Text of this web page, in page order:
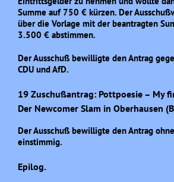
Summe auf 750 € kürzen. Der
über die Vorlage mit der beantragten
3.500 € abstimmen.
Der Ausschuß bewilligte den Antrag
CDU und AfD.
19 Zuschußantrag: Pottpoesie – My
Der Newcomer Slam in Oberhausen
Der Ausschuß bewilligte den Antrag
einstimmig.
Epilog.